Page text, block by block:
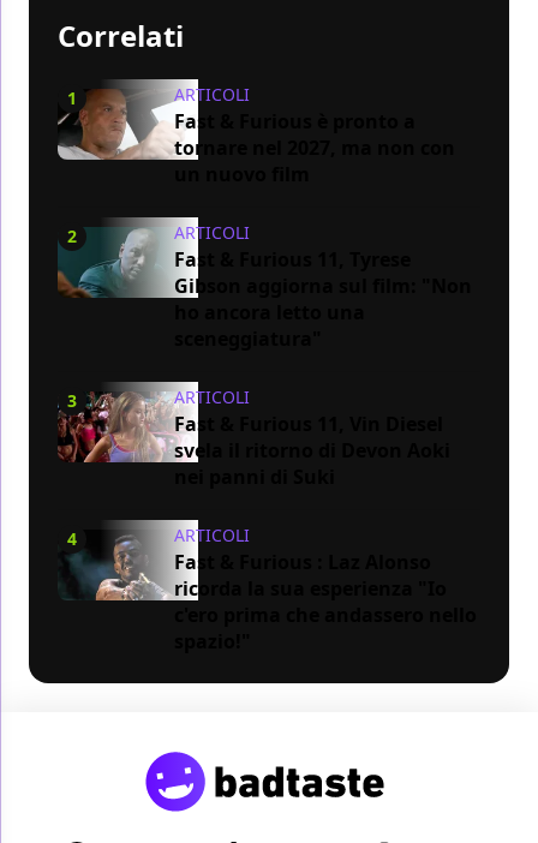
Correlati
1 ARTICOLI
Fast & Furious è pronto a
tornare nel 2027, ma non con
2 ARTICOLI
Fast & Furious 11, Tyrese
Gibson aggiorna sul film: "Non
3 ARTICOLI
Fast & Furious 11, Vin Diesel
svela il ritorno di Devon Aoki
4 ARTICOLI
Fast & Furious : Laz Alonso
ricorda la sua esperienza "Io